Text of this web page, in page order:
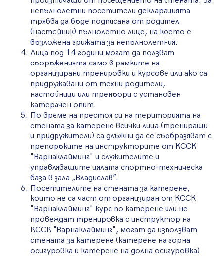
непълнолетни посетители декларацията
трябва да бъде подписана от родител
(настойник) пълнолетно лице, на което е
възложена грижата за непълнолетния.
Лица под 14 години могат да ползват
съоръженията само в рамките на
организирани тренировки и курсове или ако са
придружавани от техни родители,
настойници или треньори с установен
катерачен опит.
По време на престоя си на територията на
стената за катерене всички лица (трениращи
и придружители) са длъжни да се съобразяват с
препоръките на инструкторите от КССК
"Варнаклайминг" и служителите и
управляващите цялата спортно-техническа
база в зала „Владислав”.
Посетителите на стената за катерене,
които не са част от организиран от КССК
"Варнаклайминг" курс по катерене или не
провеждат тренировка с инструктор на
КССК "Варнаклайминг", могат да използват
стената за катерене (катерене на горна
осигуровка и катерене на долна осигуровка)